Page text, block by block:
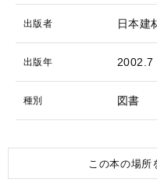
出版者 日本建
出版年 2002.7
種別 図書
この本の場所